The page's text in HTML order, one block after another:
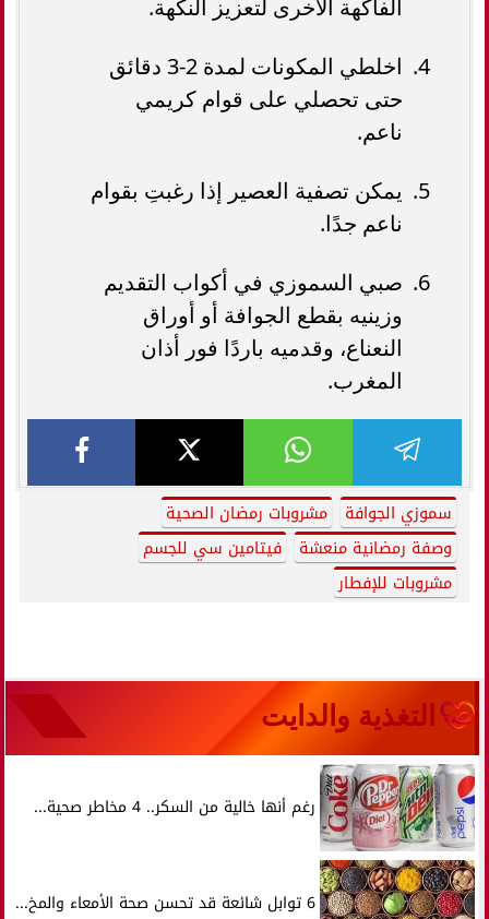
الفاكهة الأخرى لتعزيز النكهة.
اخلطي المكونات لمدة 2-3 دقائق
حتى تحصلي على قوام كريمي
ناعم.
يمكن تصفية العصير إذا رغبتِ بقوام
ناعم جدًا.
صبي السموزي في أكواب التقديم
وزينيه بقطع الجوافة أو أوراق
النعناع، وقدميه باردًا فور أذان
المغرب.
سموزي الجوافة
مشروبات رمضان الصحية
وصفة رمضانية منعشة
فيتامين سي للجسم
مشروبات للإفطار
التغذية والدايت
رغم أنها خالية من السكر.. 4 مخاطر صحية...
6 توابل شائعة قد تحسن صحة الأمعاء والمخ...